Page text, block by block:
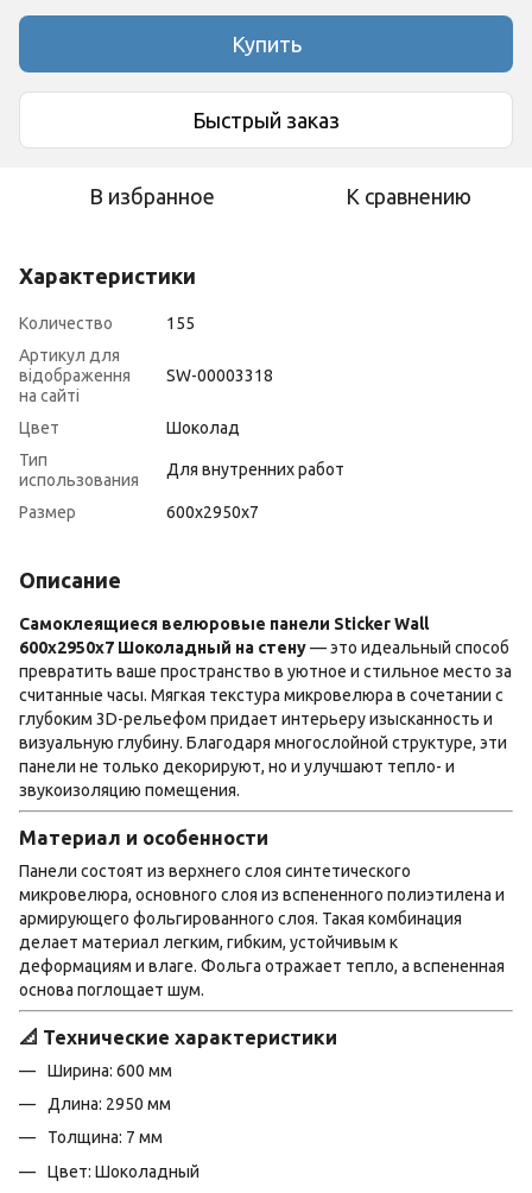
Купить
Быстрый заказ
В избранное К сравнению
Характеристики
Количество
155
Артикул для
відображення
на сайті
SW-00003318
Цвет
Шоколад
Тип
использования
Для внутренних работ
Размер 600х2950х7
Описание
Самоклеящиеся велюровые панели Sticker Wall
600х2950х7 Шоколадный на стену— это идеальный способ
превратить ваше пространство в уютное и стильное место за
считанные часы. Мягкая текстура микровелюра в сочетании с
глубоким 3D-рельефом придает интерьеру изысканность и
визуальную глубину. Благодаря многослойной структуре, эти
панели не только декорируют, но и улучшают тепло- и
звукоизоляцию помещения.
Материал и особенности
Панели состоят из верхнего слоя синтетического
микровелюра, основного слоя из вспененного полиэтилена и
армирующего фольгированного слоя. Такая комбинация
делает материал легким, гибким, устойчивым к
деформациям и влаге. Фольга отражает тепло, а вспененная
основа поглощает шум.
📐 Технические характеристики
Ширина: 600 мм
Длина: 2950 мм
Толщина: 7 мм
Цвет: Шоколадный